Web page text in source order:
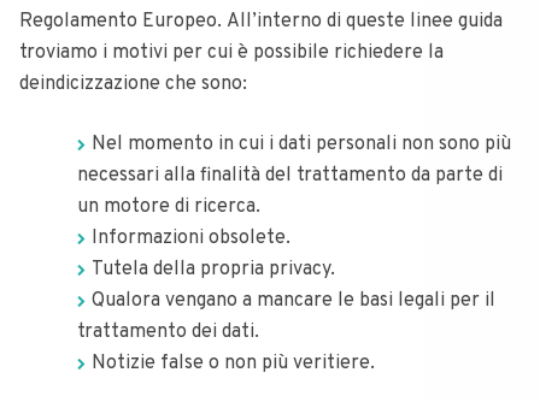
Regolamento Europeo. All’interno di queste linee guida
troviamo i motivi per cui è possibile richiedere la
deindicizzazione che sono:
Nel momento in cui i dati personali non sono più
necessari alla finalità del trattamento da parte di
un motore di ricerca.
Informazioni obsolete.
Tutela della propria privacy.
Qualora vengano a mancare le basi legali per il
trattamento dei dati.
Notizie false o non più veritiere.